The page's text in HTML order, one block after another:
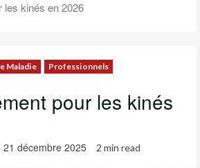
les kinés en 2026
Maladie Professionnels
pour les kinés
21 décembre 2025 2 min read